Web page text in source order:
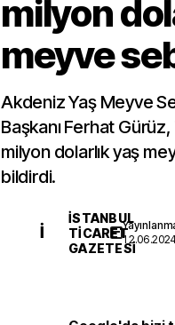
milyon
meyve
Akdeniz Yaş Meyve
Başkanı Ferhat
milyon dolarlık yaş
bildirdi.
İ
İSTANBUL
TICARET
GAZETESI